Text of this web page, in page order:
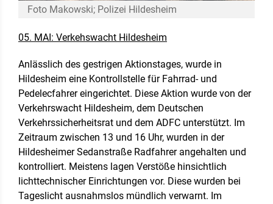
Foto Makowski; Polizei Hildesheim
05. MAI: Verkehswacht Hildesheim
Anlässlich des gestrigen Aktionstages, wurde in
Hildesheim eine Kontrollstelle für Fahrrad- und
Pedelecfahrer eingerichtet. Diese Aktion wurde von der
Verkehrswacht Hildesheim, dem Deutschen
Verkehrssicherheitsrat und dem ADFC unterstützt. Im
Zeitraum zwischen 13 und 16 Uhr, wurden in der
Hildesheimer Sedanstraße Radfahrer angehalten und
kontrolliert. Meistens lagen Verstöße hinsichtlich
lichttechnischer Einrichtungen vor. Diese wurden bei
Tageslicht ausnahmslos mündlich verwarnt. Im